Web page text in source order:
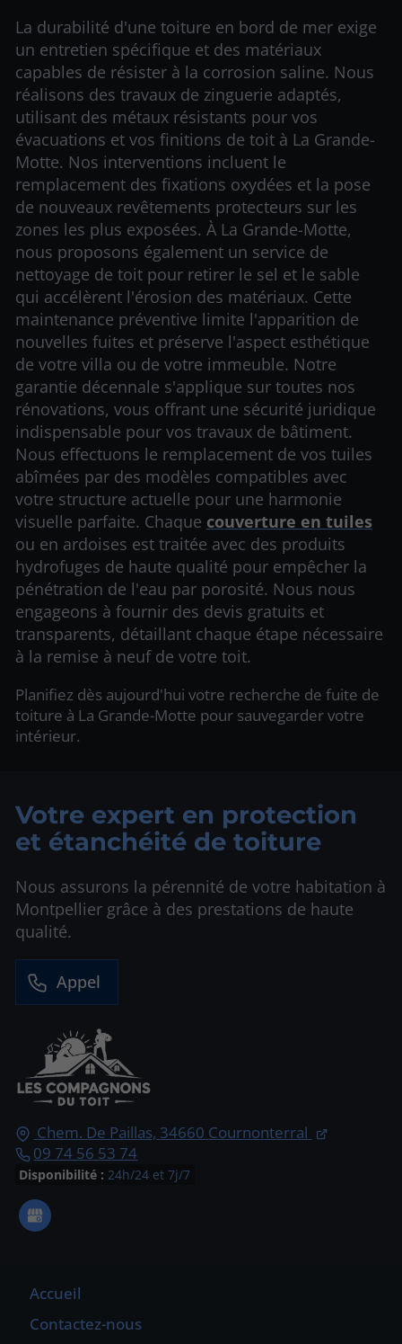
La durabilité d'une toiture en bord de mer exige
un entretien spécifique et des matériaux
capables de résister à la corrosion saline. Nous
réalisons des travaux de zinguerie adaptés,
utilisant des métaux résistants pour vos
évacuations et vos finitions de toit à La Grande-
Motte. Nos interventions incluent le
remplacement des fixations oxydées et la pose
de nouveaux revêtements protecteurs sur les
zones les plus exposées. À La Grande-Motte,
nous proposons également un service de
nettoyage de toit pour retirer le sel et le sable
qui accélèrent l'érosion des matériaux. Cette
maintenance préventive limite l'apparition de
nouvelles fuites et préserve l'aspect esthétique
de votre villa ou de votre immeuble. Notre
garantie décennale s'applique sur toutes nos
rénovations, vous offrant une sécurité juridique
indispensable pour vos travaux de bâtiment.
Nous effectuons le remplacement de vos tuiles
abîmées par des modèles compatibles avec
votre structure actuelle pour une harmonie
visuelle parfaite. Chaque couverture en tuiles
ou en ardoises est traitée avec des produits
hydrofuges de haute qualité pour empêcher la
pénétration de l'eau par porosité. Nous nous
engageons à fournir des devis gratuits et
transparents, détaillant chaque étape nécessaire
à la remise à neuf de votre toit.
Planifiez dès aujourd'hui votre recherche de fuite de
toiture à La Grande-Motte pour sauvegarder votre
intérieur.
Chem. De Paillas, 34660 Cournonterral
09 74 56 53 74
Disponibilité : 24h/24 et 7j/7
Accueil
Contactez-nous
Votre expert en protection
et étanchéité de toiture
Nous assurons la pérennité de votre habitation à
Montpellier grâce à des prestations de haute
qualité.
Appel